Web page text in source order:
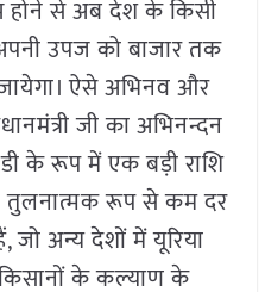
होने से अब देश के किसी
उपज को बाजार तक
ऐसे अभिनव और
जी का अभिनन्दन
के रूप में एक बड़ी राशि
तुलनात्मक रूप से कम दर
जो अन्य देशों में यूरिया
के कल्याण के